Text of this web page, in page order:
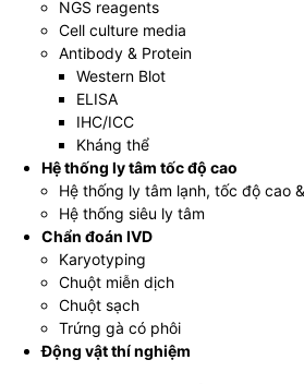
NGS reagents
Cell culture media
Antibody & Protein
Western Blot
ELISA
IHC/ICC
Kháng thể
Hệ thống ly tâm tốc độ cao
Hệ thống ly tâm lạnh, tốc độ cao
Hệ thống siêu ly tâm
Chẩn đoán IVD
Karyotyping
Chuột miễn dịch
Chuột sạch
Trứng gà có phôi
Động vật thí nghiệm